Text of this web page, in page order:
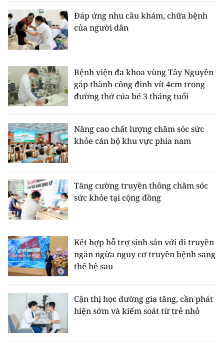
Đáp ứng nhu cầu khám, chữa bệnh
của người dân
Bệnh viện đa khoa vùng Tây Nguyên
gắp thành công đinh vít 4cm trong
đường thở của bé 3 tháng tuổi
Nâng cao chất lượng chăm sóc sức
khỏe cán bộ khu vực phía nam
Tăng cường truyền thông chăm sóc
sức khỏe tại cộng đồng
Kết hợp hỗ trợ sinh sản với di truyền
ngăn ngừa nguy cơ truyền bệnh sang
thế hệ sau
Cận thị học đường gia tăng, cần phát
hiện sớm và kiểm soát từ trẻ nhỏ